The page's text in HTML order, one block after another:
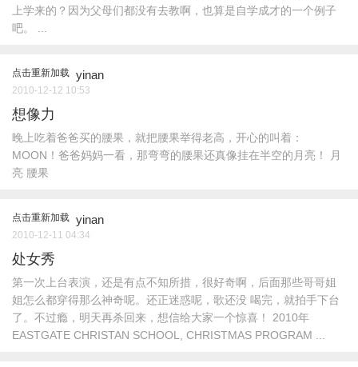
上学来的？因为父母们都没有去教啊，也算是自学成才的一个例子
吧。 ...
点击重新加载 yinan
2010-12-12 10:53
想像力
晚上吃着爸爸买的腰果，就把腰果举得老高，开心的叫着：
MOON！爸爸妈妈一看，那弯弯的腰果还真像挂在半空的月亮！ 月
亮 腰果
点击重新加载 yinan
2010-12-11 04:34
处女秀
第一次上台表演，还是有点不知所措，很好奇啊，后面那些哥哥姐
姐怎么都穿得那么神奇呢。还正迷惑呢，歌还没 喝完，就拍手下台
了。不过瘾，明天再杀回来，想信给大家一个惊喜！ 2010年
EASTGATE CHRISTAN SCHOOL, CHRISTMAS PROGRAM ...